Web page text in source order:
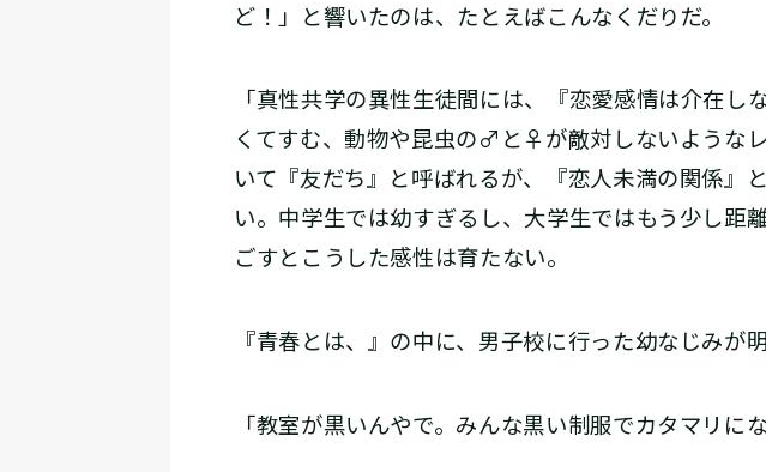
ど！」と響いたのは、たとえばこんなくだりだ。
「真性共学の異性生徒間には、『恋愛感情は介在
くてすむ、動物や昆虫の♂と♀が敵対しないような
いて『友だち』と呼ばれるが、『恋人未満の関係』
い。中学生では幼すぎるし、大学生ではもう少し距
ごすとこうした感性は育たない。
『青春とは、』の中に、男子校に行った幼なじみが
「教室が黒いんやで。みんな黒い制服でカタマリに